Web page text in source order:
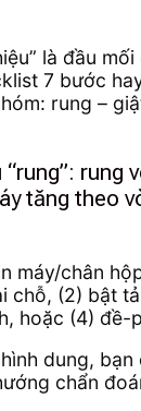
là đầu
7 bước
rung –
rung
tăng theo
máy/chân
chỗ, (2) bật
hoặc (4) đề-
dung, bạn
chẩn